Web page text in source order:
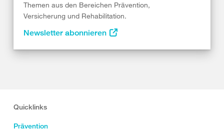
Themen aus den Bereichen Prävention,
Versicherung und Rehabilitation.
Newsletter abonnieren
Quicklinks
Prävention